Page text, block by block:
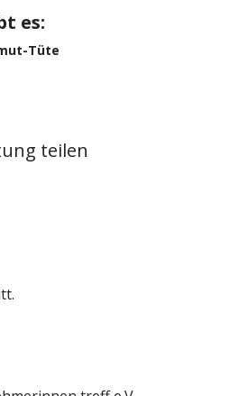
es:
Tüte
teilen